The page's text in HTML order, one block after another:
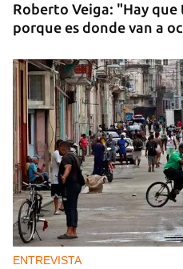
Roberto Veiga: "Hay
porque es donde van a
ENTREVISTA